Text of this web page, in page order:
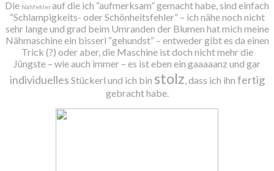
Die Nähfehlerauf die ich “aufmerksam” gemacht habe, sind einfach
“Schlampigkeits- oder Schönheitsfehler” – ich nähe noch nicht
sehr lange und grad beim Umranden der Blumen hat mich meine
Nähmaschine ein bisserl “gehundst” – entweder gibt es da einen
Trick (?) oder aber, die Maschine ist doch nicht mehr die
Jüngste – wie auch immer – es ist eben ein gaaaaanz und gar
individuelles Stückerl und ich bin stolz, dass ich ihn fertig
gebracht habe.